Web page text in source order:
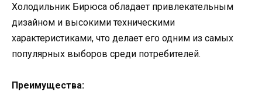
Холодильник Бирюса обладает привлекательным
дизайном и высокими техническими
характеристиками, что делает его одним из самых
популярных выборов среди потребителей.
Преимущества: